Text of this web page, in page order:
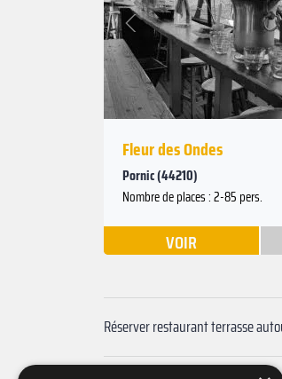
Précédent
Fleur des Ondes
Pornic (44210)
Nombre de places : 2-85 pers.
VOIR